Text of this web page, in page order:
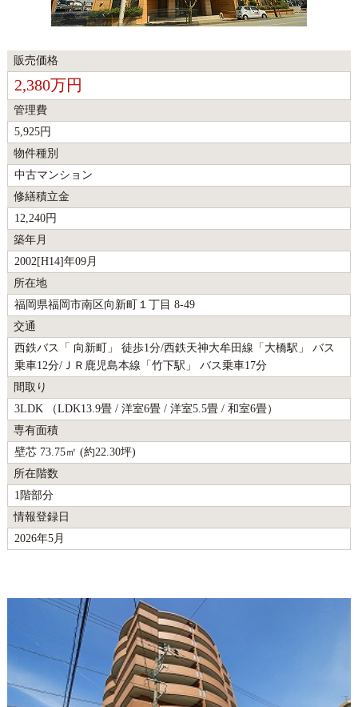
販売価格
2,380万円
管理費
5,925円
物件種別
中古マンション
修繕積立金
12,240円
築年月
2002[H14]年09月
所在地
福岡県福岡市南区向新町１丁目 8-49
交通
西鉄バス「 向新町」 徒歩1分/西鉄天神大牟田線「大橋駅」 バス
乗車12分/ＪＲ鹿児島本線「竹下駅」 バス乗車17分
間取り
3LDK （LDK13.9畳 / 洋室6畳 / 洋室5.5畳 / 和室6畳）
専有面積
壁芯 73.75㎡ (約22.30坪)
所在階数
1階部分
情報登録日
2026年5月